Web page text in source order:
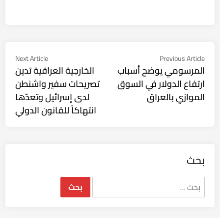
تصفّح
المقالات
Previous Article
article:
المرسومي يوضح أسباب
ارتفاع الدولار في السوق
الموازي بالعراق
Next Article
Next
الخارجية العراقية تدين
تصريحات سفير واشنطن
لدى إسرائيل وتعدّها
انتهاكاً للقانون الدولي
بحث
البحث
عن: